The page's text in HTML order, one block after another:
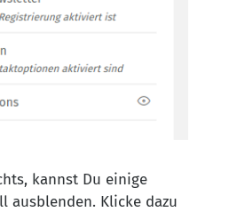
kannst Du einige
ausblenden. Klicke dazu